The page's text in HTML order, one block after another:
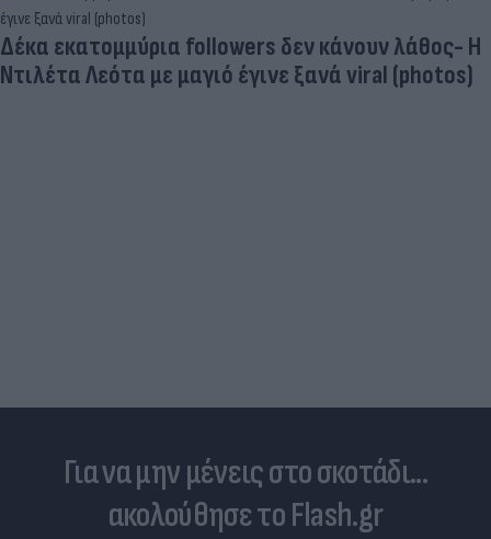
Δέκα εκατομμύρια followers δεν κάνουν λάθος- Η
Ντιλέτα Λεότα με μαγιό έγινε ξανά viral (photos)
Για να μην μένεις στο σκοτάδι...
ακολούθησε το Flash.gr